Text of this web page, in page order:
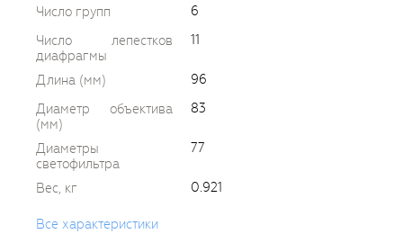
Число групп
6
Число лепестков
диафрагмы
11
Длина (мм)
96
Диаметр объектива
(мм)
83
Диаметры
светофильтра
77
Вес, кг 0.921
Все характеристики